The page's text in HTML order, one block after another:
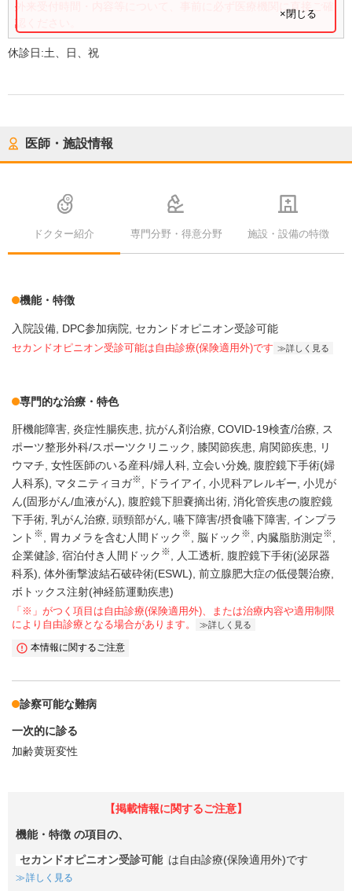
外来受付時間・内容等について、事前に必ず医療機関に直接ご確
認ください。
×閉じる
休診日:土、日、祝
医師・施設情報
ドクター紹介 専門分野・得意分野 施設・設備の特徴
機能・特徴
入院設備 DPC参加病院 セカンドオピニオン受診可能
セカンドオピニオン受診可能は自由診療(保険適用外)です 詳しく見る
専門的な治療・特色
肝機能障害 炎症性腸疾患 抗がん剤治療 COVID-19検査/治療
ス
ポーツ整形外科/スポーツクリニック
膝関節疾患 肩関節疾患
リ
ウマチ 女性医師のいる産科/婦人科 立会い分娩 腹腔鏡下手術(婦
人科系)
マタニティヨガ※ ドライアイ 小児科アレルギー 小児が
ん(固形がん/血液がん)
腹腔鏡下胆嚢摘出術 消化管疾患の腹腔鏡
下手術 乳がん治療 頭頸部がん 嚥下障害/摂食嚥下障害 インプラ
ント ※ 胃カメラを含む人間ドック ※ 脳ドック ※ 内臓脂肪測定※
企業健診 宿泊付き人間ドック ※ 人工透析 腹腔鏡下手術(泌尿器
科系) 体外衝撃波結石破砕術(ESWL) 前立腺肥大症の低侵襲治療
ボトックス注射(神経筋運動疾患)
「※」がつく項目は自由診療(保険適用外)、または治療内容や適用制限
により自由診療となる場合があります。
詳しく見る
本情報に関するご注意
診察可能な難病
一次的に診る
加齢黄斑変性
【掲載情報に関するご注意】
機能・特徴 の項目の、
セカンドオピニオン受診可能 は自由診療(保険適用外)です
詳しく見る